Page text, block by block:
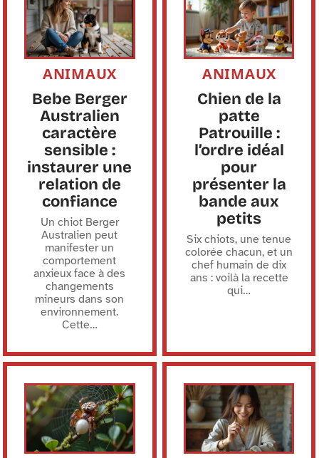
ANIMAUX
Bebe Berger
Australien
caractère
sensible :
instaurer une
relation de
confiance
Un chiot Berger
Australien peut
manifester un
comportement
anxieux face à des
changements
mineurs dans son
environnement.
Cette…
ANIMAUX
Chien de la
patte
Patrouille :
l’ordre idéal
pour
présenter la
bande aux
petits
Six chiots, une tenue
colorée chacun, et un
chef humain de dix
ans : voilà la recette
qui…